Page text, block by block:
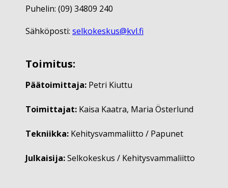
Puhelin: (09) 34809 240
Sähköposti: selkokeskus@kvl.fi
Toimitus:
Päätoimittaja: Petri Kiuttu
Toimittajat: Kaisa Kaatra, Maria Österlund
Tekniikka: Kehitysvammaliitto / Papunet
Julkaisija:Selkokeskus / Kehitysvammaliitto